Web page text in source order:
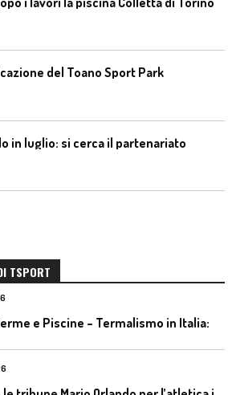
del Toano Sport Park
in luglio: si cerca il partenariato
TSPORT